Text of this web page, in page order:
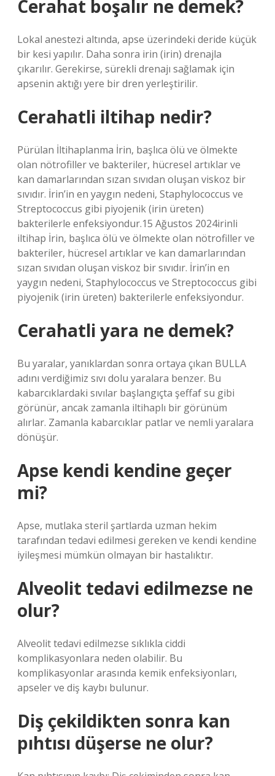
Cerahat boşalır ne demek?
Lokal anestezi altında, apse üzerindeki deride küçük
bir kesi yapılır. Daha sonra irin (irin) drenajla
çıkarılır. Gerekirse, sürekli drenajı sağlamak için
apsenin aktığı yere bir dren yerleştirilir.
Cerahatli iltihap nedir?
Pürülan İltihaplanma İrin, başlıca ölü ve ölmekte
olan nötrofiller ve bakteriler, hücresel artıklar ve
kan damarlarından sızan sıvıdan oluşan viskoz bir
sıvıdır. İrin’in en yaygın nedeni, Staphylococcus ve
Streptococcus gibi piyojenik (irin üreten)
bakterilerle enfeksiyondur.15 Ağustos 2024irinli
iltihap İrin, başlıca ölü ve ölmekte olan nötrofiller ve
bakteriler, hücresel artıklar ve kan damarlarından
sızan sıvıdan oluşan viskoz bir sıvıdır. İrin’in en
yaygın nedeni, Staphylococcus ve Streptococcus gibi
piyojenik (irin üreten) bakterilerle enfeksiyondur.
Cerahatli yara ne demek?
Bu yaralar, yanıklardan sonra ortaya çıkan BULLA
adını verdiğimiz sıvı dolu yaralara benzer. Bu
kabarcıklardaki sıvılar başlangıçta şeffaf su gibi
görünür, ancak zamanla iltihaplı bir görünüm
alırlar. Zamanla kabarcıklar patlar ve nemli yaralara
dönüşür.
Apse kendi kendine geçer
mi?
Apse, mutlaka steril şartlarda uzman hekim
tarafından tedavi edilmesi gereken ve kendi kendine
iyileşmesi mümkün olmayan bir hastalıktır.
Alveolit tedavi edilmezse ne
olur?
Alveolit ​​tedavi edilmezse sıklıkla ciddi
komplikasyonlara neden olabilir. Bu
komplikasyonlar arasında kemik enfeksiyonları,
apseler ve diş kaybı bulunur.
Diş çekildikten sonra kan
pıhtısı düşerse ne olur?